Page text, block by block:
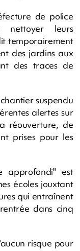
de police
nettoyer leurs
temporairement
des jardins aux
des traces de
suspendu
alertes sur
réouverture, de
prises pour les
approfondi" est
écoles jouxtant
qui entraînent
dans cinq
risque pour